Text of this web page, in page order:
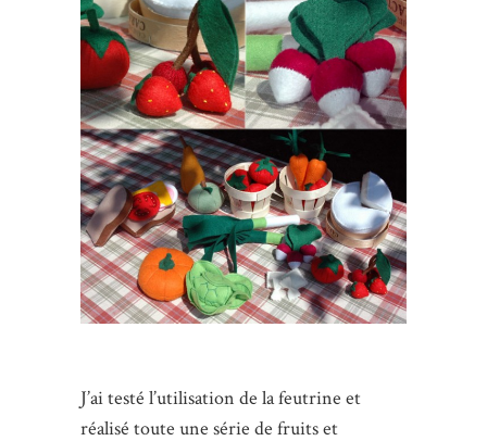
J’ai testé l’utilisation de la feutrine et
réalisé toute une série de fruits et